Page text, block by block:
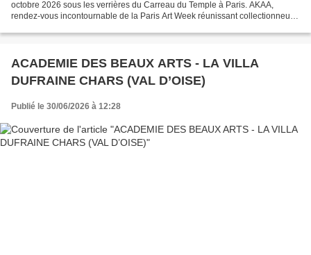
octobre 2026 sous les verrières du Carreau du Temple à Paris. AKAA,
rendez-vous incontournable de la Paris Art Week réunissant collectionneurs,
ACADEMIE DES BEAUX ARTS - LA VILLA
DUFRAINE CHARS (VAL D’OISE)
Publié le 30/06/2026 à 12:28